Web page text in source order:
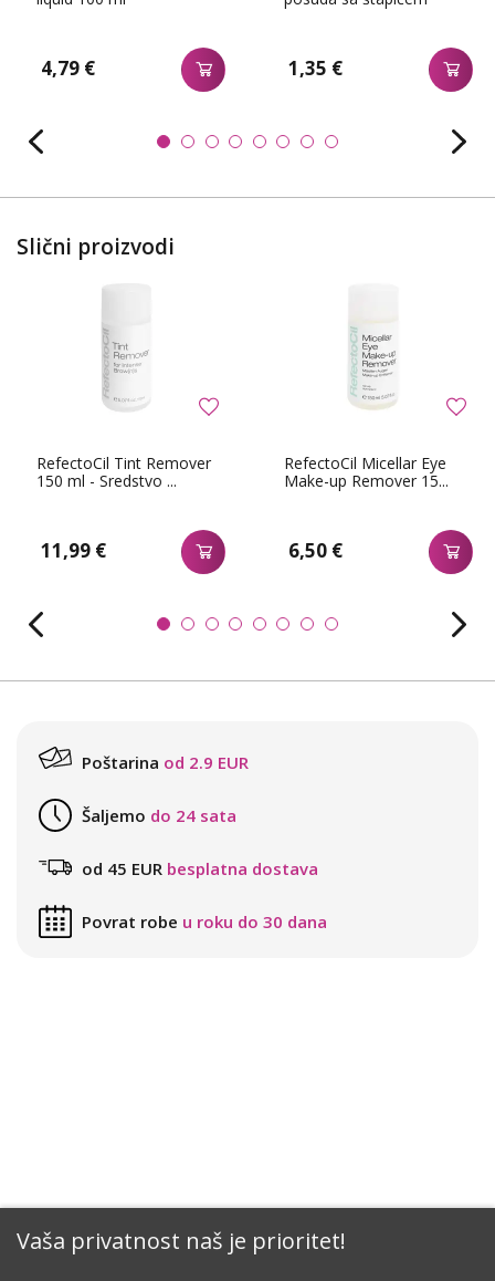
Vaša privatnost naš je prioritet!
4,79 € 1,35 €
Slični proizvodi
RefectoCil Tint Remover
150 ml - Sredstvo ...
11,99 €
RefectoCil Micellar Eye
Make-up Remover 15...
6,50 €
Poštarina od 2.9 EUR
Šaljemo do 24 sata
od 45 EUR besplatna dostava
Povrat robe u roku do 30 dana